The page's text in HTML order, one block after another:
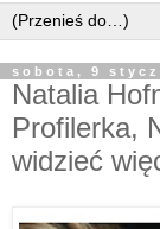
sobota, 9
Natalia
Profilerka,
widzieć